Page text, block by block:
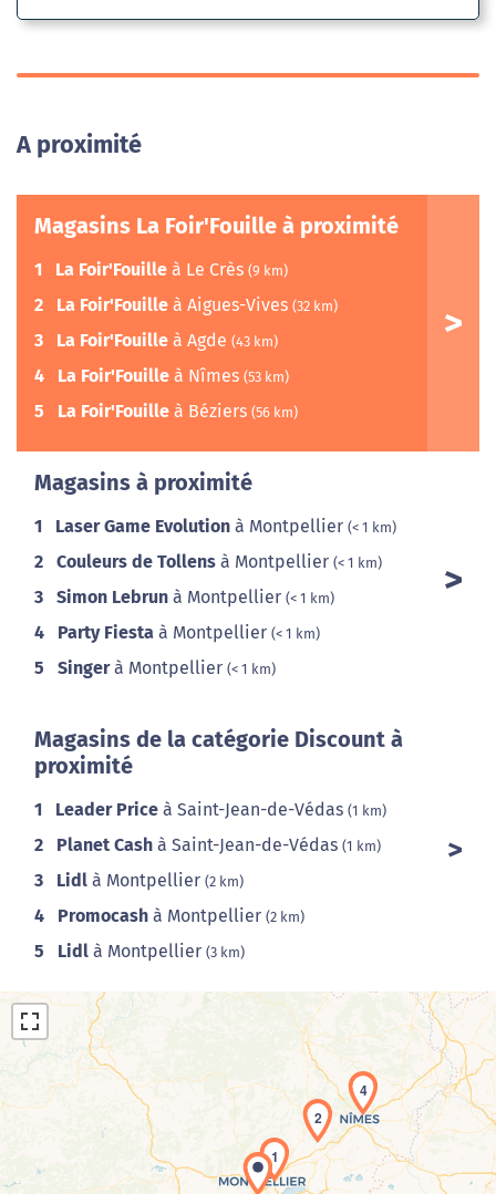
A proximité
Magasins La Foir'Fouille à proximité
1 La Foir'Fouille à Le Crès (9 km)
2 La Foir'Fouille à Aigues-Vives (32 km)
3 La Foir'Fouille à Agde (43 km)
4 La Foir'Fouille à Nîmes (53 km)
5 La Foir'Fouille à Béziers (56 km)
Magasins à proximité
1 Laser Game Evolution à Montpellier (< 1 km)
2 Couleurs de Tollens à Montpellier (< 1 km)
3 Simon Lebrun à Montpellier (< 1 km)
4 Party Fiesta à Montpellier (< 1 km)
5 Singerà Montpellier (< 1 km)
Magasins de la catégorie Discount à
proximité
1 Leader Price à Saint-Jean-de-Védas (1 km)
2 Planet Cash à Saint-Jean-de-Védas (1 km)
3 Lidl à Montpellier (2 km)
4 Promocash à Montpellier (2 km)
5 Lidl à Montpellier (3 km)
Chargement de la carte en cours...
1
2
4